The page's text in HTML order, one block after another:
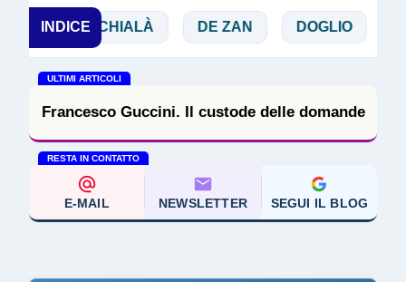
INDICE
CHIALÀ DE ZAN DOGLIO MAGGI
ULTIMI ARTICOLI
Francesco Guccini. Il custode delle domande
RESTA IN CONTATTO
E-MAIL NEWSLETTER SEGUI IL BLOG